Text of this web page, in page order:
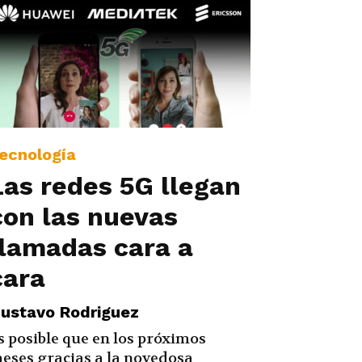
redes 5G llegan
las nuevas
cara a
Rodriguez
posible que en los próximos